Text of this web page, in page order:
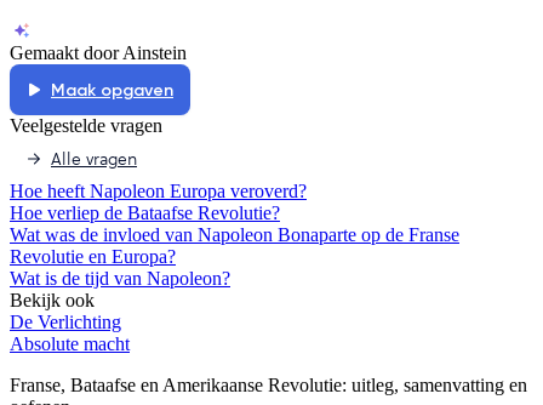
Gemaakt door Ainstein
Maak opgaven
Veelgestelde vragen
Alle vragen
Hoe heeft Napoleon Europa veroverd?
Hoe verliep de Bataafse Revolutie?
Wat was de invloed van Napoleon Bonaparte op de Franse
Revolutie en Europa?
Wat is de tijd van Napoleon?
Bekijk ook
De Verlichting
Absolute macht
Franse, Bataafse en Amerikaanse Revolutie: uitleg, samenvatting en